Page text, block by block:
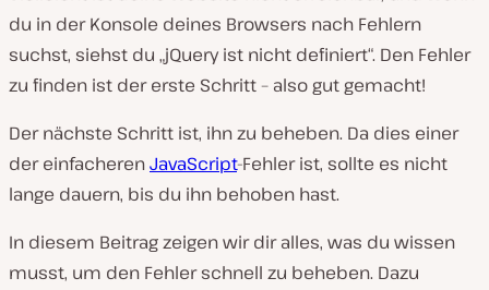
du in der Konsole deines Browsers nach Fehlern
suchst, siehst du „jQuery ist nicht definiert“. Den Fehler
zu finden ist der erste Schritt – also gut gemacht!
Der nächste Schritt ist, ihn zu beheben. Da dies einer
der einfacherenJavaScript-Fehler ist, sollte es nicht
lange dauern, bis du ihn behoben hast.
In diesem Beitrag zeigen wir dir alles, was du wissen
musst, um den Fehler schnell zu beheben. Dazu